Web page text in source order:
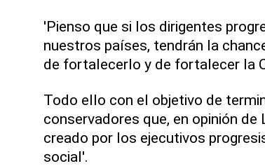
'Pienso que si los dirigentes
nuestros países, tendrán la
de fortalecerlo y de fortalecer la
Todo ello con el objetivo de
conservadores que, en opinión
creado por los ejecutivos
social'.